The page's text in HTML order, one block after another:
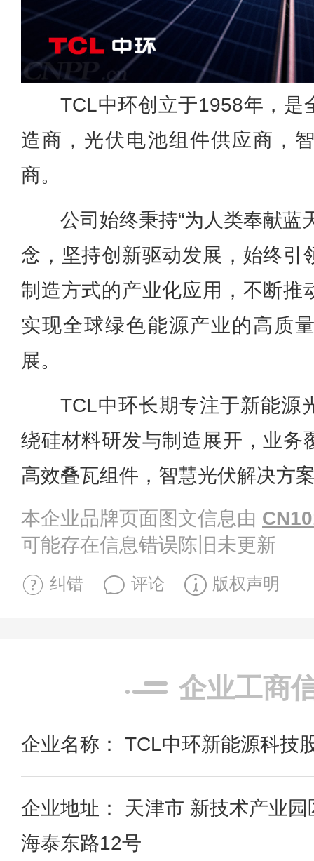
TCL中环创立于1958年，是
造商，光伏电池组件供应商，
商。
公司始终秉持“为人类奉献蓝
念，坚持创新驱动发展，始终引
制造方式的产业化应用，不断推
实现全球绿色能源产业的高质
展。
TCL中环长期专注于新能源
绕硅材料研发与制造展开，业务
高效叠瓦组件，智慧光伏解决方
本企业品牌页面图文信息由
可能存在信息错误陈旧未更新
纠错 评论 版权声明
企业工商
企业名称： TCL中环新能源科技
企业地址： 天津市 新技术产业
海泰东路12号